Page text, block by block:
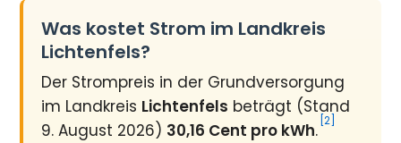
Was kostet Strom im Landkreis
Lichtenfels?
Der Strompreis in der Grundversorgung
im Landkreis Lichtenfels beträgt (Stand
9. August 2026) 30,16 Cent pro kWh. [2]